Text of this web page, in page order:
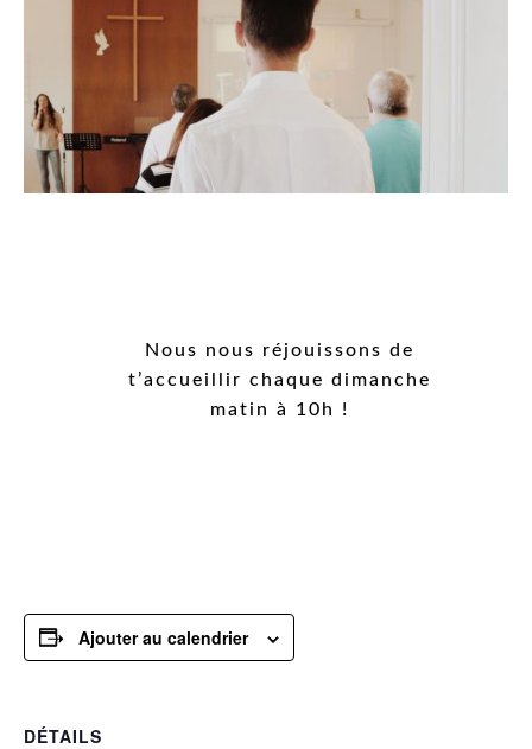
Nous nous réjouissons de
t’accueillir chaque dimanche
matin à 10h !
Ajouter au calendrier
DÉTAILS